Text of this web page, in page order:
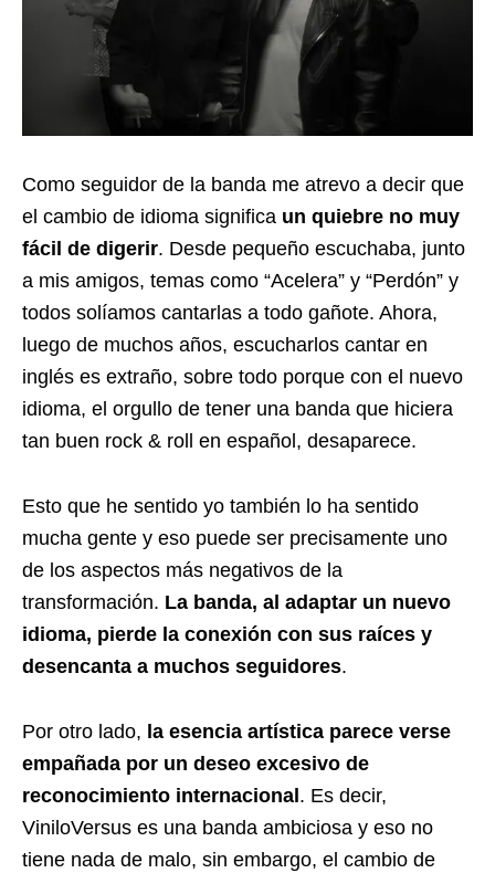
Como seguidor de la banda me atrevo a decir que
el cambio de idioma significa un quiebre no muy
fácil de digerir. Desde pequeño escuchaba, junto
a mis amigos, temas como “Acelera” y “Perdón” y
todos solíamos cantarlas a todo gañote. Ahora,
luego de muchos años, escucharlos cantar en
inglés es extraño, sobre todo porque con el nuevo
idioma, el orgullo de tener una banda que hiciera
tan buen rock & roll en español, desaparece.
Esto que he sentido yo también lo ha sentido
mucha gente y eso puede ser precisamente uno
de los aspectos más negativos de la
transformación. La banda, al adaptar un nuevo
idioma, pierde la conexión con sus raíces y
desencanta a muchos seguidores.
Por otro lado, la esencia artística parece verse
empañada por un deseo excesivo de
reconocimiento internacional . Es decir,
ViniloVersus es una banda ambiciosa y eso no
tiene nada de malo, sin embargo, el cambio de